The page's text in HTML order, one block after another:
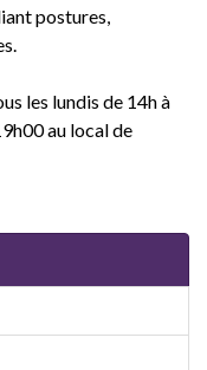
postures,
les lundis de 14h à
au local de